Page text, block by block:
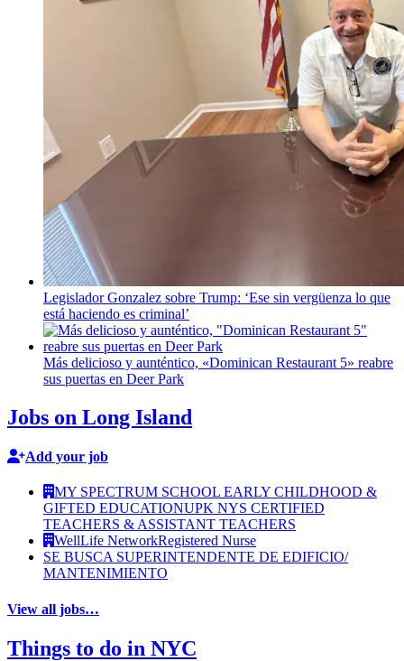
Legislador Gonzalez sobre Trump: ‘Ese sin vergüenza lo que
está haciendo es criminal’
Más delicioso y aunténtico, «Dominican Restaurant 5» reabre
sus puertas en Deer Park
Jobs on Long Island
Add your job
MY SPECTRUM SCHOOL EARLY CHILDHOOD &
GIFTED EDUCATIONUPK NYS CERTIFIED
TEACHERS & ASSISTANT TEACHERS
WellLife NetworkRegistered Nurse
SE BUSCA SUPERINTENDENTE DE EDIFICIO/
MANTENIMIENTO
View all jobs…
Things to do in NYC